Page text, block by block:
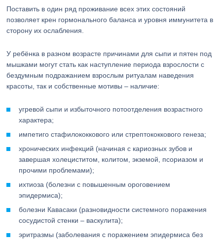
Поставить в один ряд проживание всех этих состояний
позволяет крен гормонального баланса и уровня иммунитета в
сторону их ослабления.
У ребёнка в разном возрасте причинами для сыпи и пятен под
мышками могут стать как наступление периода взрослости с
бездумным подражанием взрослым ритуалам наведения
красоты, так и собственные мотивы – наличие:
угревой сыпи и избыточного потоотделения возрастного
характера;
импетиго стафилококкового или стрептококкового генеза;
хронических инфекций (начиная с кариозных зубов и
завершая холециститом, колитом, экземой, псориазом и
прочими проблемами);
ихтиоза (болезни с повышенным ороговением
эпидермиса);
болезни Кавасаки (разновидности системного поражения
сосудистой стенки – васкулита);
эритразмы (заболевания с поражением эпидермиса без